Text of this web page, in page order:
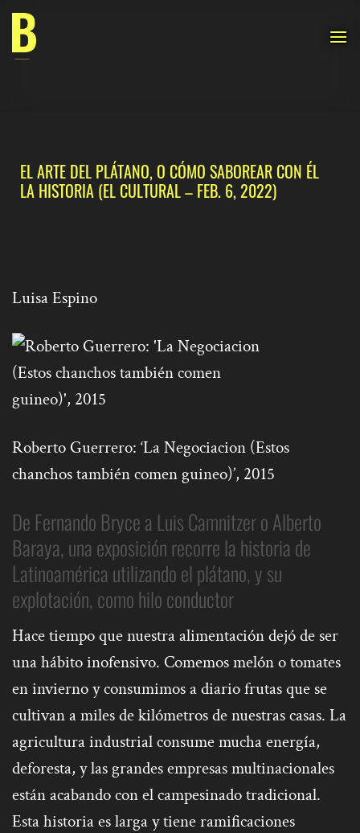
Skip
content
EL ARTE DEL PLÁTANO, O CÓMO SABOREAR CON ÉL
LA HISTORIA (EL CULTURAL – FEB. 6, 2022)
Luisa Espino
Roberto Guerrero: ‘La Negociacion (Estos
chanchos también comen guineo)’, 2015
De Fernando Bryce a Luis Camnitzer o Alberto
Baraya, una exposición recorre la historia de
Latinoamérica utilizando el plátano, y su
explotación, como hilo conductor
Hace tiempo que nuestra alimentación dejó de ser
una hábito inofensivo. Comemos melón o tomates
en invierno y consumimos a diario frutas que se
cultivan a miles de kilómetros de nuestras casas. La
agricultura industrial consume mucha energía,
deforesta, y las grandes empresas multinacionales
están acabando con el campesinado tradicional.
Esta historia es larga y tiene ramificaciones